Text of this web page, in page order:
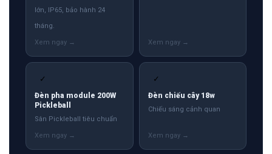
lớn, IP65, bảo hành 24
tháng.
✓
Đèn pha module 200W
Pickleball
Sân Pickleball tiêu chuẩn
✓
Đèn chiếu cây 18w
Chiếu sáng cảnh quan